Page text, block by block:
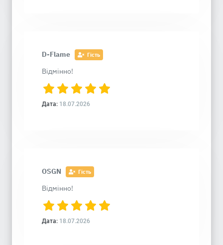
D-Flame Гість
Відмінно!
Дата: 18.07.2026
OSGN Гість
Відмінно!
Дата: 18.07.2026